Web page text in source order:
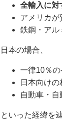
全輸入に対
アメリカが
鉄鋼・アル
日本の場合、
一律10％
日本向け
自動車・
といった経緯を